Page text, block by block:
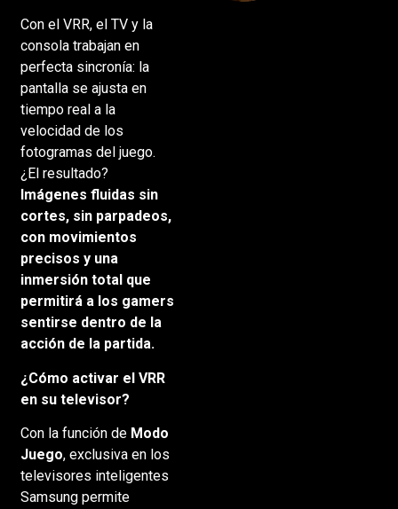
Con el VRR, el TV y la
consola trabajan en
perfecta sincronía: la
pantalla se ajusta en
tiempo real a la
velocidad de los
fotogramas del juego.
¿El resultado?
Imágenes fluidas sin
cortes, sin parpadeos,
con movimientos
precisos y una
inmersión total que
permitirá a los gamers
sentirse dentro de la
acción de la partida.
¿Cómo activar el VRR
en su televisor?
Con la función de Modo
Juego, exclusiva en los
televisores inteligentes
Samsung permite